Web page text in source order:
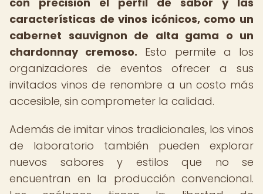
características de vinos icónicos, como un
cabernet sauvignon de alta gama o un
chardonnay cremoso. Esto permite a los
organizadores de eventos ofrecer a sus
invitados vinos de renombre a un costo más
accesible, sin comprometer la calidad.
Además de imitar vinos tradicionales, los vinos
de laboratorio también pueden explorar
nuevos sabores y estilos que no se
encuentran en la producción convencional.